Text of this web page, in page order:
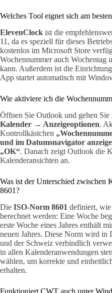
Welches Tool eignet sich am
ElevenClock ist die
11, da es speziell für dieses
kostenlos im Microsoft Store
Wochennummer auch Wochentag
kann. Außerdem ist die
App startet automatisch mit
Wie aktiviere ich die
Öffnen Sie Outlook und gehen Sie
Kalender → Anzeigeoptionen.
Kontrollkästchen
und im Datumsnavigator
„OK“. Danach zeigt Outlook die
Kalenderansichten an.
Was ist der Unterschied zwischen
8601?
Die ISO-Norm 8601 definiert,
berechnet werden: Eine Woche
erste Woche eines Jahres enthält
neuen Jahres. Diese Norm wird in
und der Schweiz verbindlich
in allen Kalenderanwendungen
wählen, um korrekte und
erhalten.
Funktioniert CWT auch unter